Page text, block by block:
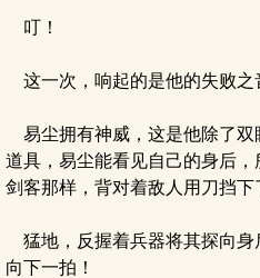
叮！
这一次，响起的是他的失败之
易尘拥有神威，这是他除了双
道具，易尘能看见自己的身后
剑客那样，背对着敌人用刀挡下
猛地，反握着兵器将其探向身
向下一拍！